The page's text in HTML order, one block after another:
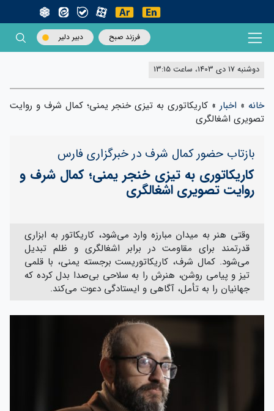
فرزند صبح دبیر دلیر
دوشنبه 17 دی 1403، ساعت 13:15
خانه » اخبار » کاریکاتوری به تیزی خنجر یمنی؛ کمال شرف و روایت
تصویری اشغالگری
بازتاب حضور کمال شرف در خبرگزاری فارس
کاریکاتوری به تیزی خنجر یمنی؛ کمال شرف و
روایت تصویری اشغالگری
وقتی هنر به میدان مبارزه وارد می‌شود، کاریکاتور به ابزاری
قدرتمند برای مقاومت در برابر اشغالگری و ظلم تبدیل
می‌شود. کمال شرف، کاریکاتوریست برجسته یمنی، با قلمی
تیز و پیامی روشن، هنرش را به سلاحی بی‌صدا بدل کرده که
جهانیان را به تأمل، آگاهی و ایستادگی دعوت می‌کند.